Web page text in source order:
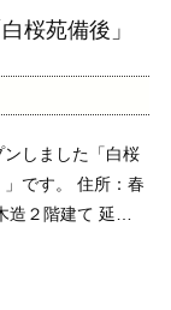
のようにしてい
桜苑備後」
ンしました「白桜
です。 住所：春
２階建て 延べ
います。玄関入